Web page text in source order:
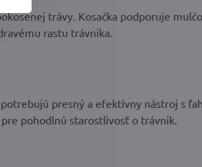
trávy. Kosačka podporuje
rastu trávnika.
presný a efektívny nástroj s
pohodlnú starostlivosť o trávnik.